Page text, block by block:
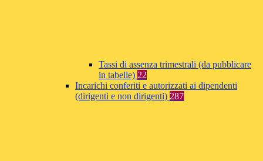
Tassi di assenza trimestrali (da pubblicare
in tabelle) 22
Incarichi conferiti e autorizzati ai dipendenti
(dirigenti e non dirigenti) 287